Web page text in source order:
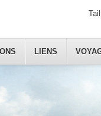
LIENS